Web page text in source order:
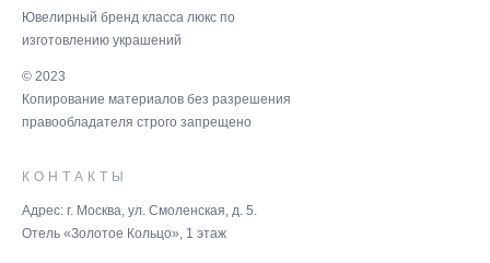
Ювелирный бренд класса люкс по
изготовлению украшений
© 2023
Копирование материалов без разрешения
правообладателя строго запрещено
КОНТАКТЫ
Адрес: г. Москва, ул. Смоленская, д. 5.
Отель «Золотое Кольцо», 1 этаж